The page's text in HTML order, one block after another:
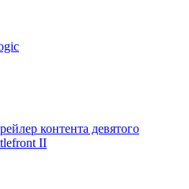
контента девятого
II